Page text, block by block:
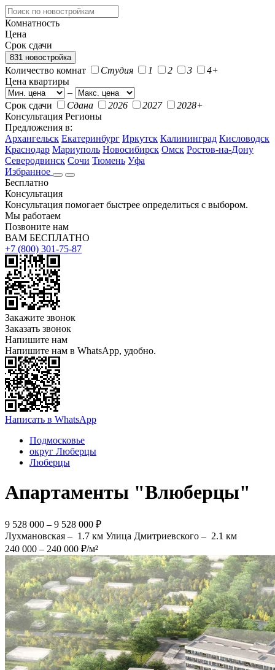
Комнатность
Цена
Срок сдачи
831 новостройка
Количество комнат Студия 1 2 3
4+
Цена квартиры
–
Срок сдачи
Сдана 2026 2027
2028+
Консультация Регионы
Предложения в:
Архангельск Екатеринбург Иркутск Калининград Кисловодск
Краснодар Мариуполь Новосибирск Омск Ростов-на-Дону
Северодвинск Сочи Тюмень Уфа
Избранное
Бесплатно
Консультация
Консультация помогает быстрее определиться с выбором.
Мы работаем
Позвоните нам
ВАМ БЕСПЛАТНО
+7 (800) 301-75-87
Закажите звонок
Заказать звонок
Напишите нам
Напишите нам в WhatsApp, удобно.
Написать в WhatsApp
Подмосковье
округ Люберцы
Люберцы
Апартаменты "Влюберцы"
9 528 000 – 9 528 000 ₽
Лухмановская – 1.7 км Улица Дмитриевского – 2.1 км
240 000 – 240 000 ₽/м²